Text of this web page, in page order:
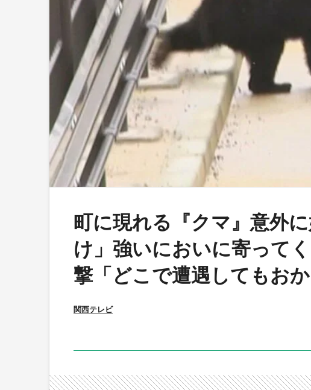
町に現れる『クマ』意外
け」強いにおいに寄って
撃「どこで遭遇してもおか
関西テレビ